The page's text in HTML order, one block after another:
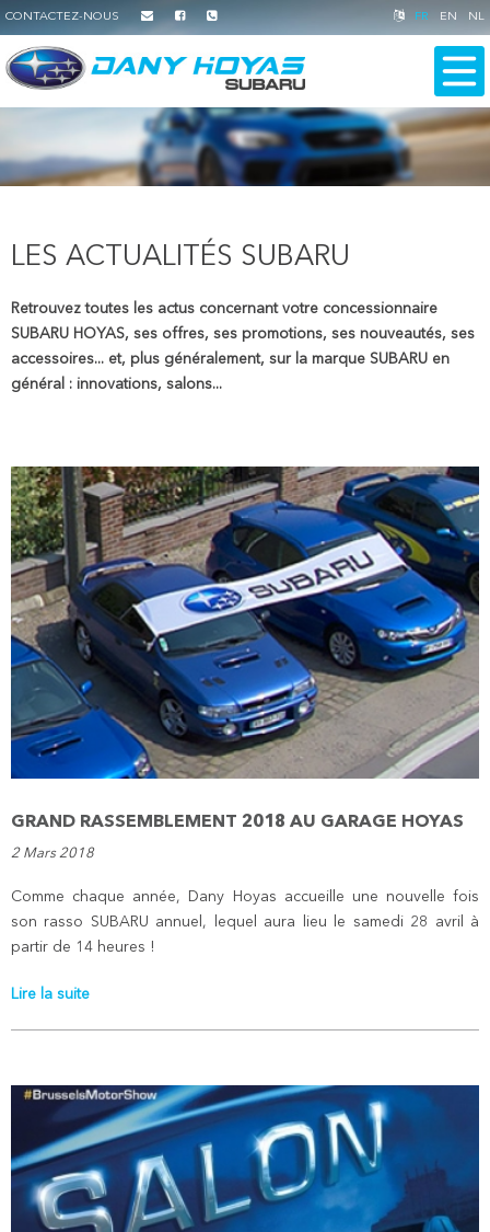
CONTACTEZ-NOUS FR EN NL
LES ACTUALITÉS SUBARU
Retrouvez toutes les actus concernant votre concessionnaire
SUBARU HOYAS, ses offres, ses promotions, ses nouveautés, ses
accessoires... et, plus généralement, sur la marque SUBARU en
général : innovations, salons...
GRAND RASSEMBLEMENT 2018 AU GARAGE HOYAS
2 Mars 2018
Comme chaque année, Dany Hoyas accueille une nouvelle fois
son rasso SUBARU annuel, lequel aura lieu le samedi 28 avril à
partir de 14 heures !
Lire la suite